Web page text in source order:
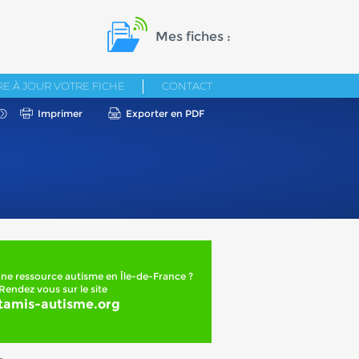
Mes fiches :
À JOUR VOTRE FICHE CONTACT
Imprimer Exporter en PDF
ressource autisme en Île-de-France ?
Rendez vous sur le site
autisme.org